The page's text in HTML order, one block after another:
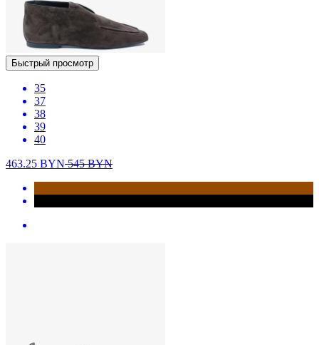
Быстрый просмотр
35
37
38
39
40
463.25 BYN545BYN